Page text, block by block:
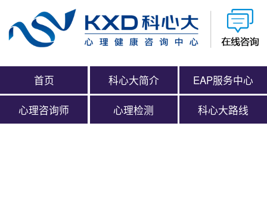
首页 科心大简介 EAP服务中心
心理咨询师 心理检测 科心大路线